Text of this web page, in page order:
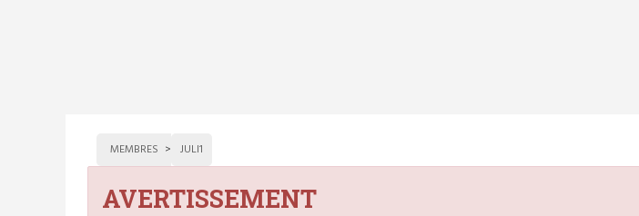
MEMBRES JULI1
AVERTISSEMENT